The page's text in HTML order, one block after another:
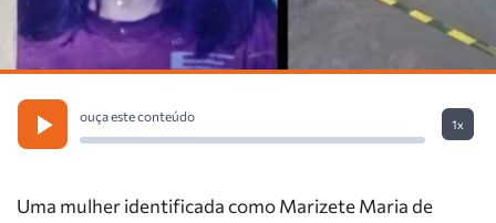
ouça este conteúdo
1x
Uma mulher identificada como Marizete Maria de